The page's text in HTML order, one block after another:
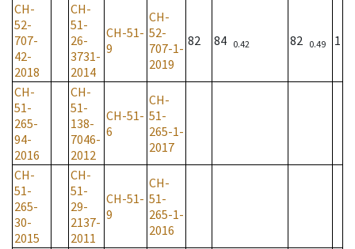
CH-
52-
707-
42-
2018
CH-
51-
26-
3731-
2014
CH-51-
9
CH-
52-
707-1-
2019
82 84 0.42 82 0.49 1
CH-
51-
265-
94-
2016
CH-
51-
138-
7046-
2012
CH-51-
6
CH-
51-
265-1-
2017
CH-
51-
265-
30-
2015
CH-
51-
29-
2137-
2011
CH-51-
9
CH-
51-
265-1-
2016